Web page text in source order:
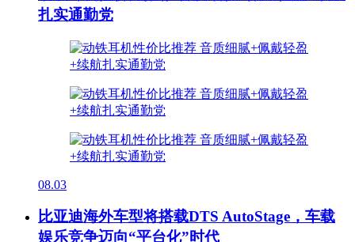
扎实通勤党
08.03
比亚迪海外车型将搭载DTS AutoStage，车载
娱乐竞争迈向“平台化”时代